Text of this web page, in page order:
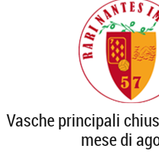
Vasche principali
mese di